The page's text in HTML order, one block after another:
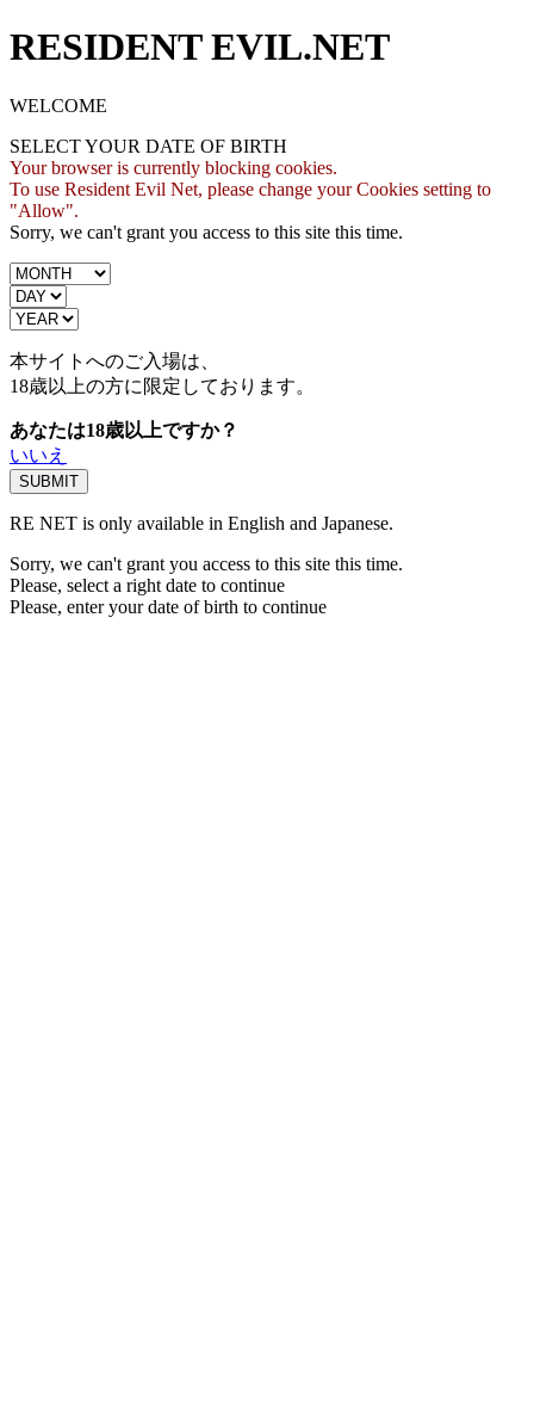
RESIDENT EVIL.NET
WELCOME
SELECT YOUR DATE OF BIRTH
Your browser is currently blocking cookies.
To use Resident Evil Net, please change your Cookies setting to
"Allow".
Sorry, we can't grant you access to this site this time.
本サイトへのご入場は、
18歳以上の方に限定しております。
あなたは18歳以上ですか？
いいえ
RE NET is only available in English and Japanese.
Sorry, we can't grant you access to this site this time.
Please, select a right date to continue
Please, enter your date of birth to continue